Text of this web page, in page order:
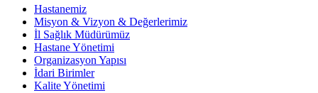
Hastanemiz
Misyon & Vizyon & Değerlerimiz
İl Sağlık Müdürümüz
Hastane Yönetimi
Organizasyon Yapısı
İdari Birimler
Kalite Yönetimi